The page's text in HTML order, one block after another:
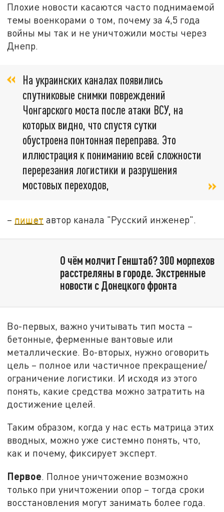
Плохие новости касаются часто поднимаемой
темы военкорами о том, почему за 4,5 года
войны мы так и не уничтожили мосты через
Днепр.
На украинских каналах появились
спутниковые снимки повреждений
Чонгарского моста после атаки ВСУ, на
которых видно, что спустя сутки
обустроена понтонная переправа. Это
иллюстрация к пониманию всей сложности
перерезания логистики и разрушения
мостовых переходов,
– пишет автор канала "Русский инженер".
О чём молчит Генштаб? 300 морпехов
расстреляны в городе. Экстренные
новости с Донецкого фронта
Во-первых, важно учитывать тип моста –
бетонные, ферменные вантовые или
металлические. Во-вторых, нужно оговорить
цель – полное или частичное прекращение/
ограничение логистики. И исходя из этого
понять, какие средства можно затратить на
достижение целей.
Таким образом, когда у нас есть матрица этих
вводных, можно уже системно понять, что,
как и почему, фиксирует эксперт.
Первое . Полное уничтожение возможно
только при уничтожении опор – тогда сроки
восстановления могут занимать более года.